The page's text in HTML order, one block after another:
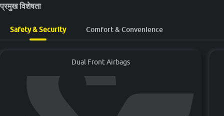
प्रमुख विशेषता
Safety & Security Comfort & Convenience
Dual Front Airbags